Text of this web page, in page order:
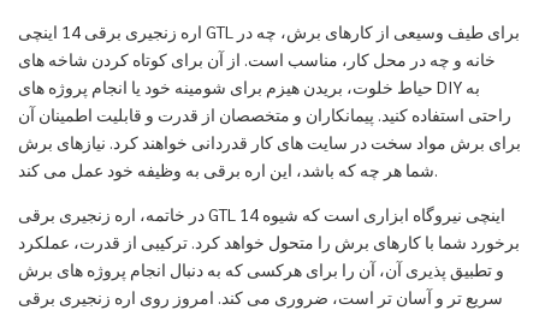
اره زنجیری برقی 14 اینچی GTL برای طیف وسیعی از کارهای برش، چه در
خانه و چه در محل کار، مناسب است. از آن برای کوتاه کردن شاخه های
حیاط خلوت، بریدن هیزم برای شومینه خود یا انجام پروژه های DIY به
راحتی استفاده کنید. پیمانکاران و متخصصان از قدرت و قابلیت اطمینان آن
برای برش مواد سخت در سایت های کار قدردانی خواهند کرد. نیازهای برش
شما هر چه که باشد، این اره برقی به وظیفه خود عمل می کند.
در خاتمه، اره زنجیری برقی GTL 14 اینچی نیروگاه ابزاری است که شیوه
برخورد شما با کارهای برش را متحول خواهد کرد. ترکیبی از قدرت، عملکرد
و تطبیق پذیری آن، آن را برای هرکسی که به دنبال انجام پروژه های برش
سریع تر و آسان تر است، ضروری می کند. امروز روی اره زنجیری برقی